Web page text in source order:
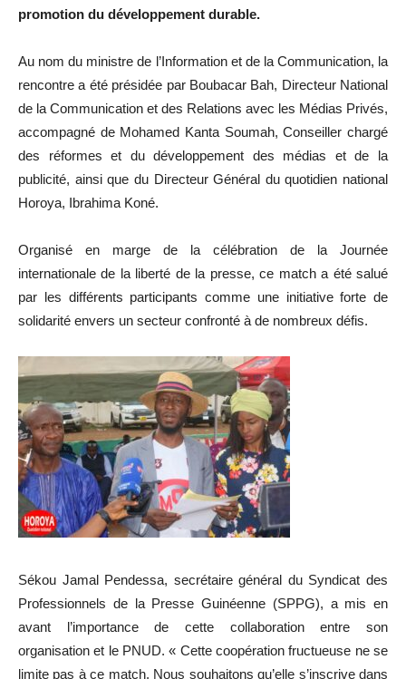
promotion du développement durable.
Au nom du ministre de l’Information et de la Communication, la
rencontre a été présidée par Boubacar Bah, Directeur National
de la Communication et des Relations avec les Médias Privés,
accompagné de Mohamed Kanta Soumah, Conseiller chargé
des réformes et du développement des médias et de la
publicité, ainsi que du Directeur Général du quotidien national
Horoya, Ibrahima Koné.
Organisé en marge de la célébration de la Journée
internationale de la liberté de la presse, ce match a été salué
par les différents participants comme une initiative forte de
solidarité envers un secteur confronté à de nombreux défis.
Sékou Jamal Pendessa, secrétaire général du Syndicat des
Professionnels de la Presse Guinéenne (SPPG), a mis en
avant l’importance de cette collaboration entre son
organisation et le PNUD. « Cette coopération fructueuse ne se
limite pas à ce match. Nous souhaitons qu’elle s’inscrive dans